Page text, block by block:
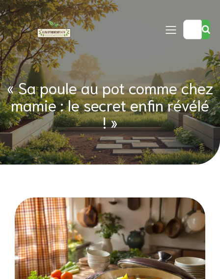
« Sa poule au pot comme chez
mamie : le secret enfin révélé
! »